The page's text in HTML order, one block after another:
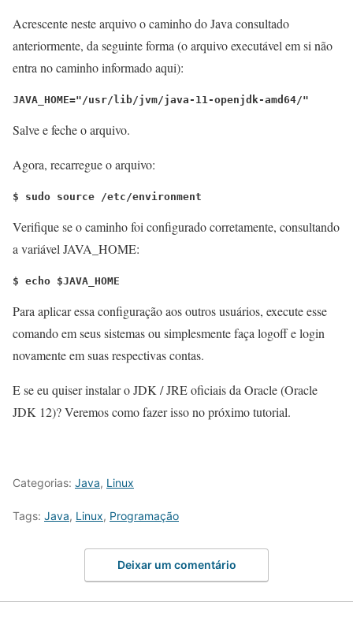
Acrescente neste arquivo o caminho do Java consultado
anteriormente, da seguinte forma (o arquivo executável em si não
entra no caminho informado aqui):
JAVA_HOME="/usr/lib/jvm/java-11-openjdk-amd64/"
Salve e feche o arquivo.
Agora, recarregue o arquivo:
$ sudo source /etc/environment
Verifique se o caminho foi configurado corretamente, consultando
a variável JAVA_HOME:
$ echo $JAVA_HOME
Para aplicar essa configuração aos outros usuários, execute esse
comando em seus sistemas ou simplesmente faça logoff e login
novamente em suas respectivas contas.
E se eu quiser instalar o JDK / JRE oficiais da Oracle (Oracle
JDK 12)? Veremos como fazer isso no próximo tutorial.
Categorias: Java, Linux
Tags: Java, Linux, Programação
Deixar um comentário